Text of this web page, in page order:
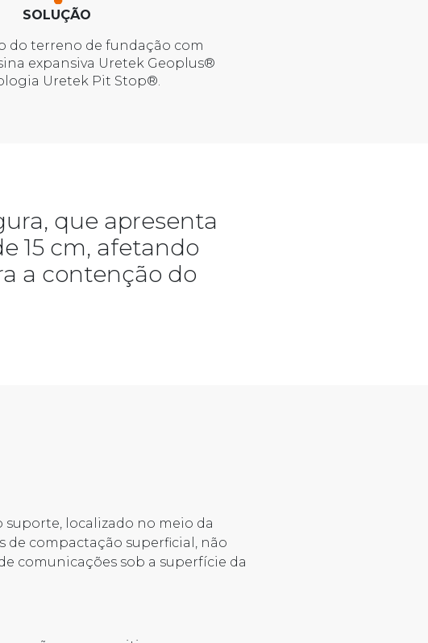
SOLUÇÃO
do terreno de fundação com
expansiva Uretek Geoplus®
Uretek Pit Stop®.
que apresenta
15 cm, afetando
a contenção do
localizado no meio da
de compactação superficial, não
comunicações sob a superfície da